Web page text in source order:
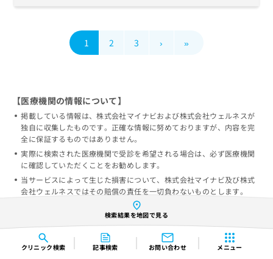
クリニック検索 記事検索 お問い合わせ メニュー
1 2 3 › »
検索結果を地図で見る
【医療機関の情報について】
掲載している情報は、株式会社マイナビおよび株式会社ウェルネスが
独自に収集したものです。正確な情報に努めておりますが、内容を完
全に保証するものではありません。
実際に検索された医療機関で受診を希望される場合は、必ず医療機関
に確認していただくことをお勧めします。
当サービスによって生じた損害について、株式会社マイナビ及び株式
会社ウェルネスではその賠償の責任を一切負わないものとします。
掲載情報の修正依頼フォーム
絡をいただければ幸いです。